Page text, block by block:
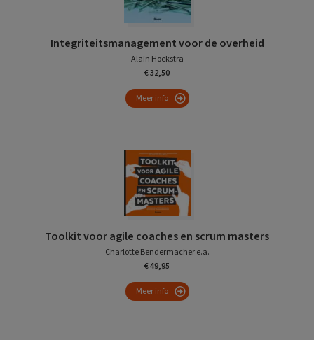
Integriteitsmanagement voor de overheid
Alain Hoekstra
€ 32,50
Meer info
Toolkit voor agile coaches en scrum masters
Charlotte Bendermacher e.a.
€ 49,95
Meer info